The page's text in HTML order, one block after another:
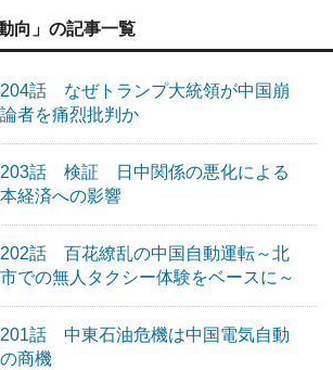
向」の記事一覧
話 なぜトランプ大統領が中国崩
者を痛烈批判か
話 検証 日中関係の悪化による
経済への影響
話 百花繚乱の中国自動運転～北
での無人タクシー体験をベースに～
話 中東石油危機は中国電気自動
商機